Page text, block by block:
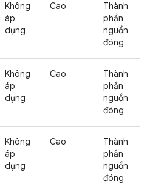
Không
áp
dụng
Cao
Thành
phần
nguồn
đóng
Không
áp
dụng
Cao
Thành
phần
nguồn
đóng
Không
áp
dụng
Cao
Thành
phần
nguồn
đóng